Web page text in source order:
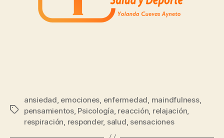
ansiedad, emociones, enfermedad, maindfulness,
pensamientos, Psicología, reacción, relajación,
respiración, responder, salud, sensaciones